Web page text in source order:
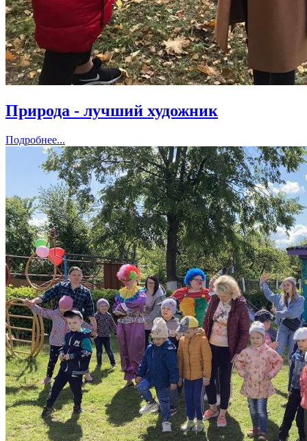
Природа - лучший художник
Подробнее...